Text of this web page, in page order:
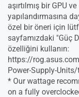
aşırtılmış bir GPU
yapılandırmasına
özel bir öneri için
sayfamızdaki "Güç
özelliğini kullanın:
https://
Power-Supply-
* Our wattage
on a fully